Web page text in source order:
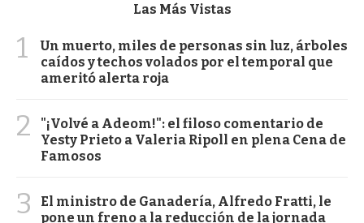
Las Más Vistas
1
Un muerto, miles de personas sin luz, árboles
caídos y techos volados por el temporal que
ameritó alerta roja
2
"¡Volvé a Adeom!": el filoso comentario de
Yesty Prieto a Valeria Ripoll en plena Cena de
Famosos
3
El ministro de Ganadería, Alfredo Fratti, le
pone un freno a la reducción de la jornada